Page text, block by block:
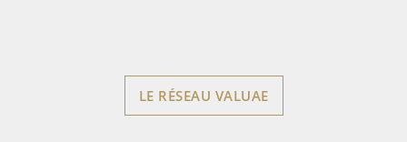
LE RÉSEAU VALUAE